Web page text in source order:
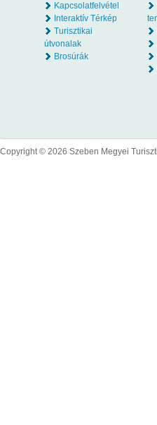
Kapcsolatfelvétel
Interaktív Térkép
Turisztikai
útvonalak
Brosúrák
Copyright © 2026 Szeben Megyei